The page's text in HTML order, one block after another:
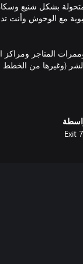
بشكل شنيع
المتاجر
(وغيرها من الخطط
ومعاونة فريق
والجديدة. ترجم
Exit